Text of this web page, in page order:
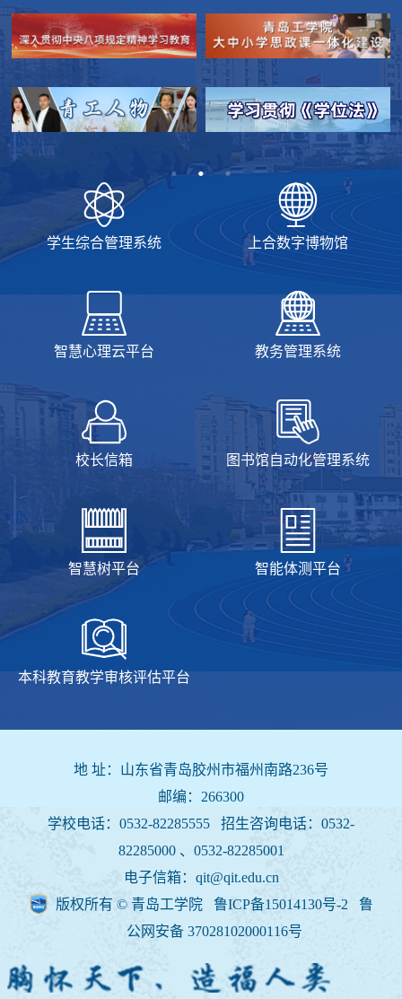
学生综合管理系统 上合数字博物馆
智慧心理云平台 教务管理系统
校长信箱 图书馆自动化管理系统
智慧树平台 智能体测平台
本科教育教学审核评估平台
地 址：山东省青岛胶州市福州南路236号
邮编：266300
学校电话：0532-82285555 招生咨询电话： 0532-
82285000 、0532-82285001
电子信箱：qit@qit.edu.cn
版权所有 © 青岛工学院 鲁ICP备15014130号-2
鲁
公网安备 37028102000116号